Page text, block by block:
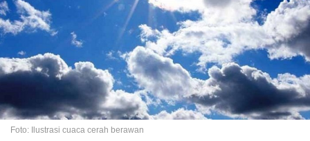
Foto: Ilustrasi cuaca cerah berawan